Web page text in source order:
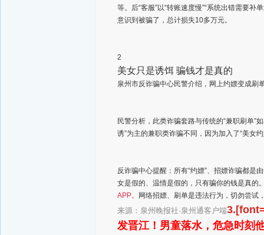
等。后“客服”以“转账速度慢”“系统出错需要
意识到被骗了，总计损失10多万元。
2
美女只是诱饵 骗钱才是真的
泉州市反诈骗中心民警介绍，网上约嫖变成刷
民警分析，此类诈骗套路与传统的“兼职刷单”
诱”为主的兼职类诈骗不同，因为加入了“美女
反诈骗中心提醒：所有“约嫖”、招嫖诈骗都是
女是假的、温情是假的，只有骗你的钱是真的
APP。
网络招嫖、刷单是违法行为，切勿尝试
来源：泉州晚报社·泉州通客户端
发晋江！男童落水，危急时刻